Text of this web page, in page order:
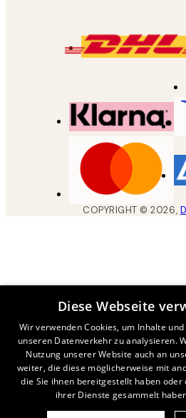
COPYRIGHT ©2026,
Diese Webseite
Wir verwenden Cookies, um Inhalte
unseren Datenverkehr zu analysieren.
Nutzung unserer Website auch an
weiter, die diese möglicherweise mit
die Sie ihnen bereitgestellt haben
ihrer Dienste gesammelt